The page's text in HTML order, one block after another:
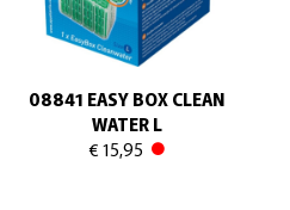
08841 EASY BOX CLEAN
WATER L
€ 15,95